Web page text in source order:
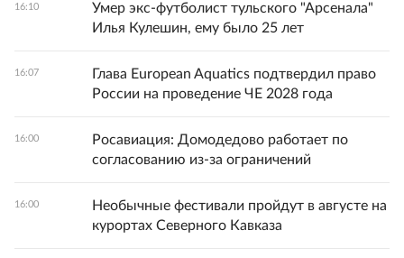
16:10
Умер экс-футболист тульского "Арсенала"
Илья Кулешин, ему было 25 лет
16:07
Глава European Aquatics подтвердил право
России на проведение ЧЕ 2028 года
16:00
Росавиация: Домодедово работает по
согласованию из-за ограничений
16:00
Необычные фестивали пройдут в августе на
курортах Северного Кавказа